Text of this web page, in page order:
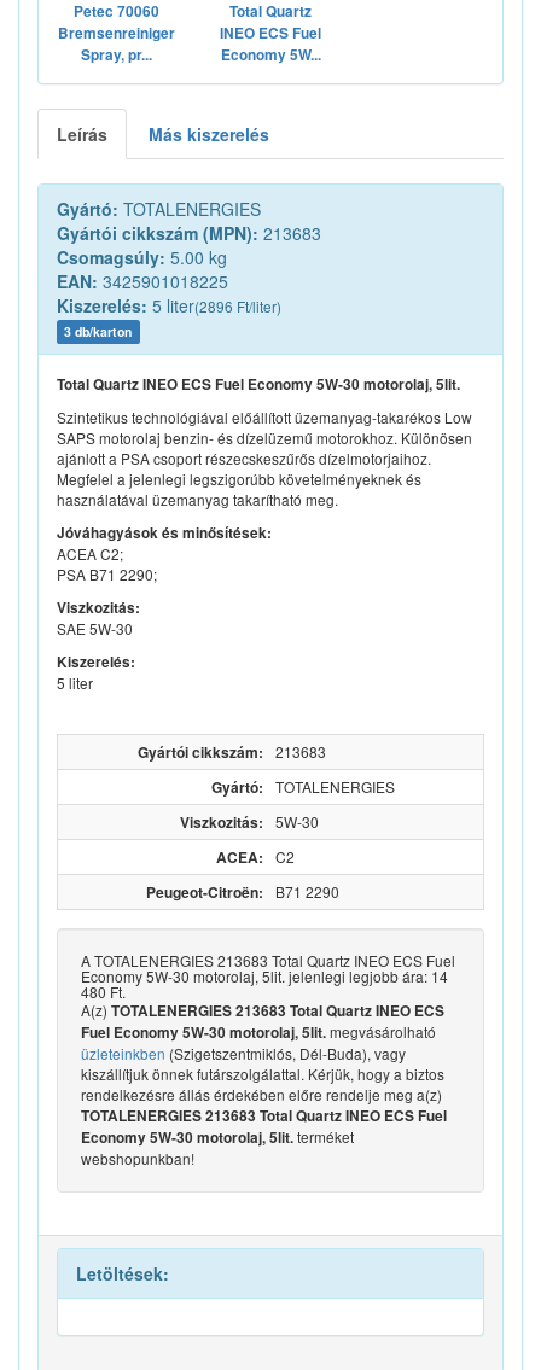
Petec 70060
Bremsenreiniger
Spray, pr...
Total Quartz
INEO ECS Fuel
Economy 5W...
Leírás Más kiszerelés
Gyártó: TOTALENERGIES
Gyártói cikkszám (MPN): 213683
Csomagsúly: 5.00 kg
EAN: 3425901018225
Kiszerelés: 5 liter(2896 Ft/liter)
3 db/karton
Total Quartz INEO ECS Fuel Economy 5W-30 motorolaj, 5lit.
Szintetikus technológiával előállított üzemanyag-takarékos Low
SAPS motorolaj benzin- és dízelüzemű motorokhoz. Különösen
ajánlott a PSA csoport részecskeszűrős dízelmotorjaihoz.
Megfelel a jelenlegi legszigorúbb követelményeknek és
használatával üzemanyag takarítható meg.
Jóváhagyások és minősítések:
ACEA C2;
PSA B71 2290;
Viszkozitás:
SAE 5W-30
Kiszerelés:
5 liter
Gyártói cikkszám: 213683
Gyártó: TOTALENERGIES
Viszkozitás: 5W-30
ACEA: C2
Peugeot-Citroën: B71 2290
A TOTALENERGIES 213683 Total Quartz INEO ECS Fuel
Economy 5W-30 motorolaj, 5lit. jelenlegi legjobb ára: 14
480 Ft.
A(z) TOTALENERGIES 213683 Total Quartz INEO ECS
Fuel Economy 5W-30 motorolaj, 5lit.megvásárolható
üzleteinkben (Szigetszentmiklós, Dél-Buda), vagy
kiszállítjuk önnek futárszolgálattal. Kérjük, hogy a biztos
rendelkezésre állás érdekében előre rendelje meg a(z)
TOTALENERGIES 213683 Total Quartz INEO ECS Fuel
Economy 5W-30 motorolaj, 5lit.terméket
webshopunkban!
Letöltések: